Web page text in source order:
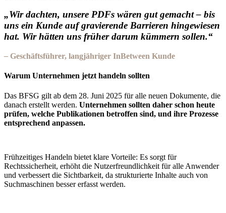
„Wir dachten, unsere PDFs wären gut gemacht – bis
uns ein Kunde auf gravierende Barrieren hingewiesen
hat. Wir hätten uns früher darum kümmern sollen.“
– Geschäftsführer, langjähriger InBetween Kunde
Warum Unternehmen jetzt handeln sollten
Das BFSG gilt ab dem 28. Juni 2025 für alle neuen Dokumente, die
danach erstellt werden. Unternehmen sollten daher schon heute
prüfen, welche Publikationen betroffen sind, und ihre Prozesse
entsprechend anpassen.
Frühzeitiges Handeln bietet klare Vorteile: Es sorgt für
Rechtssicherheit, erhöht die Nutzerfreundlichkeit für alle Anwender
und verbessert die Sichtbarkeit, da strukturierte Inhalte auch von
Suchmaschinen besser erfasst werden.